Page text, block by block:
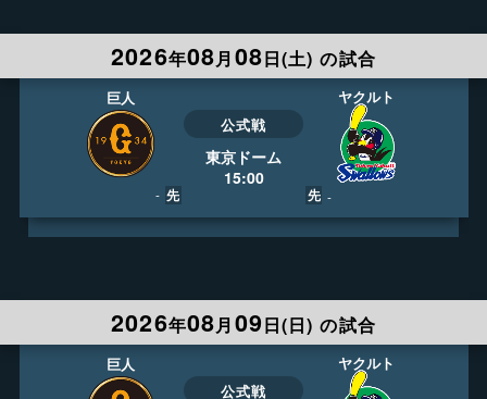
平川健太郎
解説 辻 発彦 ライブ視聴
録画予約
2026年08月 08日(土) の試合
巨人
- 先
公式戦
東京ドーム
15:00
ヤクルト
先 -
村山喜彦
解説 五十嵐亮太 ライブ視聴
録画予約
2026年08月 09日(日) の試合
巨人
公式戦
ヤクルト